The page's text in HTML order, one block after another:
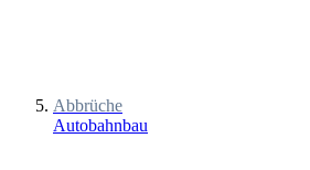
Abbrüche
Autobahnbau